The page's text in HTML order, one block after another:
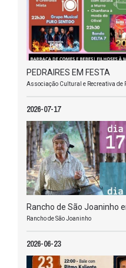
PEDRAIRES EM FESTA
Associação Cultural e Recreativa de
2026-07-17
Rancho de São Joaninho
Rancho de São Joaninho
2026-06-23